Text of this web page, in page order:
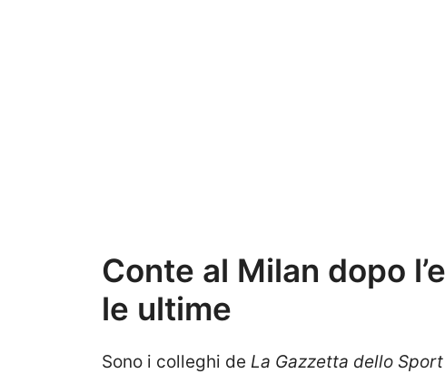
Conte al Milan dopo
le ultime
Sono i colleghi de La Gazzetta dello Sport